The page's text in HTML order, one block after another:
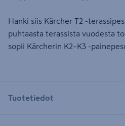
Hanki siis Kärcher T2 -
puhtaasta terassista vuodesta
sopii Kärcherin K2–K3 -
Tuotetiedot